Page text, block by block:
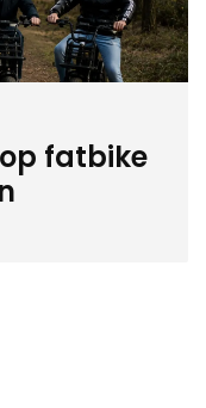
fatbike